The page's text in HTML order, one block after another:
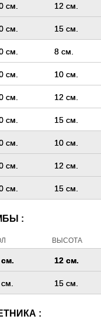
см. 12 см.
см. 15 см.
см. 8 см.
см. 10 см.
см. 12 см.
см. 15 см.
см. 10 см.
см. 12 см.
см. 15 см.
:
ВЫСОТА
12 см.
15 см.
: